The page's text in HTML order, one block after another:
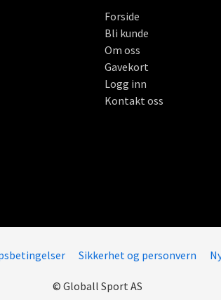
Forside
Bli kunde
Om oss
Gavekort
Logg inn
Kontakt oss
Sikkerhet og personvern
© Globall Sport AS